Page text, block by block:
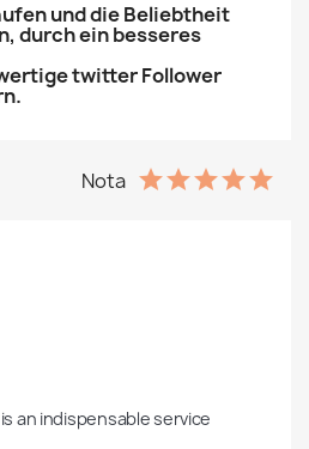
und die Beliebtheit
durch ein besseres
twitter Follower
Nota
an indispensable service